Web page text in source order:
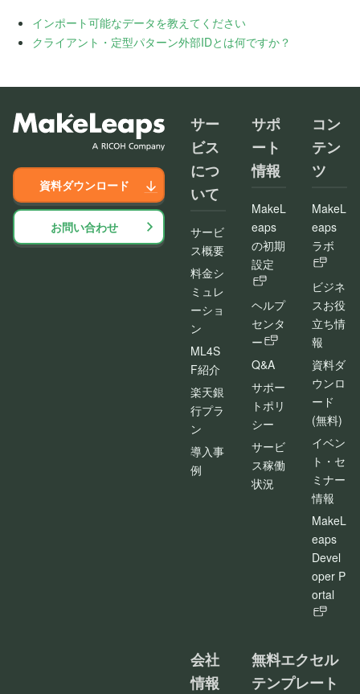
インポート可能なデータを教えてください
クライアント・定型パターン外部IDとは何ですか？
資料ダウンロード
お問い合わせ
サー
ビス
につ
いて
サービ
ス概要
料金シ
ミュレ
ーショ
ン
ML4S
F紹介
楽天銀
行プラ
ン
導入事
例
サポ
ート
情報
MakeL
eaps
の初期
設定
ヘルプ
センタ
ー
Q&A
サポー
トポリ
シー
サービ
ス稼働
状況
コン
テン
ツ
MakeL
eaps
ラボ
ビジネ
スお役
立ち情
報
資料ダ
ウンロ
ード
(無料)
イベン
ト・セ
ミナー
情報
MakeL
eaps
Devel
oper P
ortal
会社
情報
無料エクセル
テンプレート